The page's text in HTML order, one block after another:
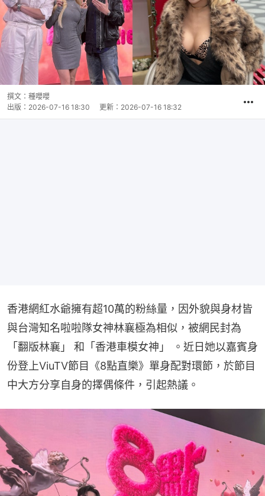
撰文： 種嚶嚶
出版： 2026-07-16 18:30 更新： 2026-07-16 18:32
香港網紅水爺擁有超10萬的粉絲量，因外貌與身材皆
與台灣知名啦啦隊女神林襄極為相似，被網民封為
「翻版林襄」 和「香港車模女神」 。近日她以嘉賓身
份登上ViuTV節目《8點直樂》單身配對環節，於節目
中大方分享自身的擇偶條件，引起熱議。